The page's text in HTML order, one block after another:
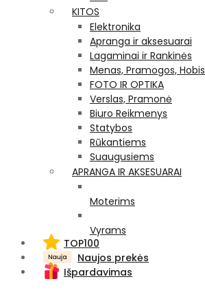
KITOS
Elektronika
Apranga ir aksesuarai
Lagaminai ir Rankinės
Menas, Pramogos, Hobis
FOTO IR OPTIKA
Verslas, Pramonė
Biuro Reikmenys
Statybos
Rūkantiems
Suaugusiems
APRANGA IR AKSESUARAI
Moterims
Vyrams
TOP100
Naujos prekės
Išpardavimas